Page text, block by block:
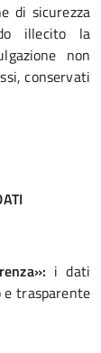
di sicurezza
illecito la
non
conservati
i dati
trasparente